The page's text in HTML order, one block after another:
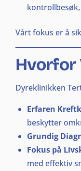
Vårt fokus er å
Hvorfor
Dyreklinikken
Erfaren
beskytter
Grundig
Fokus på
med effektiv